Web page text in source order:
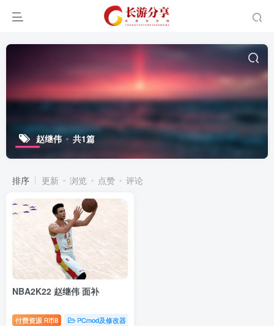
赵继伟 共1篇
排序 更新 浏览 点赞 评论
NBA2K22 赵继伟 面补
付费资源 R币8 PCmod及修改器